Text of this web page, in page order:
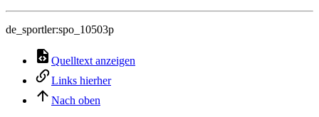
de_sportler:spo_10503p
Quelltext anzeigen
Links hierher
Nach oben